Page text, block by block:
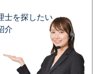
士を探したい
介